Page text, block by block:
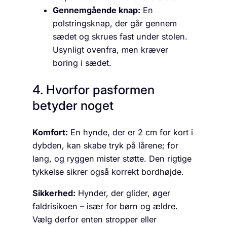
Gennemgående knap: En
polstringsknap, der går gennem
sædet og skrues fast under stolen.
Usynligt ovenfra, men kræver
boring i sædet.
4. Hvorfor pasformen
betyder noget
Komfort: En hynde, der er 2 cm for kort i
dybden, kan skabe tryk på lårene; for
lang, og ryggen mister støtte. Den rigtige
tykkelse sikrer også korrekt bordhøjde.
Sikkerhed: Hynder, der glider, øger
faldrisikoen – især for børn og ældre.
Vælg derfor enten stropper eller